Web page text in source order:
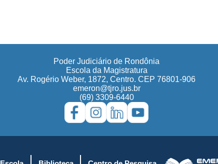
Poder Judiciário de Rondônia
Escola da Magistratura
Av. Rogério Weber, 1872, Centro. CEP 76801-906
emeron@tjro.jus.br
(69) 3309-6440